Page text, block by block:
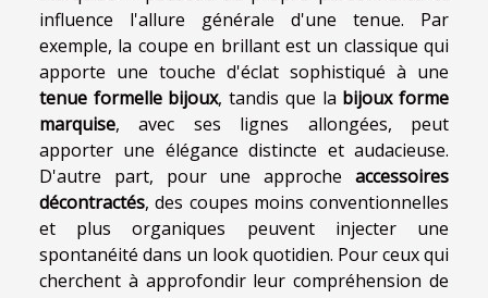
influence l'allure générale d'une tenue. Par
exemple, la coupe en brillant est un classique qui
apporte une touche d'éclat sophistiqué à une
tenue formelle bijoux, tandis que la bijoux forme
marquise, avec ses lignes allongées, peut
apporter une élégance distincte et audacieuse.
D'autre part, pour une approche accessoires
décontractés, des coupes moins conventionnelles
et plus organiques peuvent injecter une
spontanéité dans un look quotidien. Pour ceux qui
cherchent à approfondir leur compréhension de